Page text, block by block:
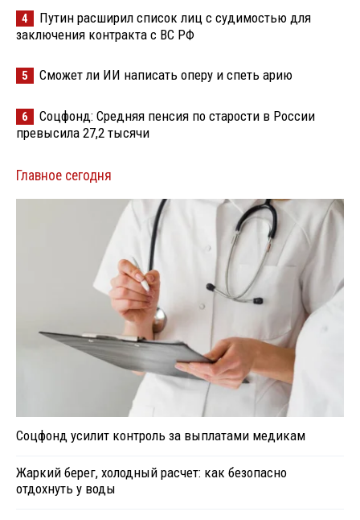
4
Путин расширил список лиц с судимостью для
заключения контракта с ВС РФ
5 Сможет ли ИИ написать оперу и спеть арию
6
Соцфонд: Средняя пенсия по старости в России
превысила 27,2 тысячи
Главное сегодня
Соцфонд усилит контроль за выплатами медикам
Жаркий берег, холодный расчет: как безопасно
отдохнуть у воды